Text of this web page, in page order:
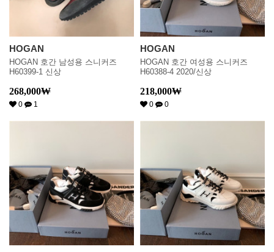
HOGAN
HOGAN 호간 남성용 스니커즈
H60399-1 신상
268,000₩
0 1
HOGAN
HOGAN 호간 여성용 스니커즈
H60388-4 2020/신상
218,000₩
0 0